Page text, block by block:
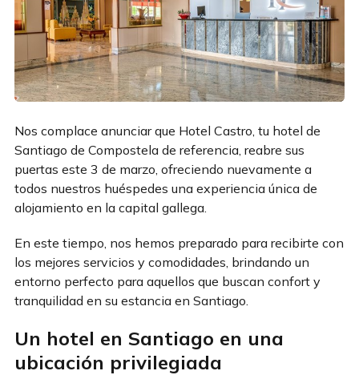
Nos complace anunciar que Hotel Castro, tu hotel de
Santiago de Compostela de referencia, reabre sus
puertas este 3 de marzo, ofreciendo nuevamente a
todos nuestros huéspedes una experiencia única de
alojamiento en la capital gallega.
En este tiempo, nos hemos preparado para recibirte con
los mejores servicios y comodidades, brindando un
entorno perfecto para aquellos que buscan confort y
tranquilidad en su estancia en Santiago.
Un hotel en Santiago en una
ubicación privilegiada